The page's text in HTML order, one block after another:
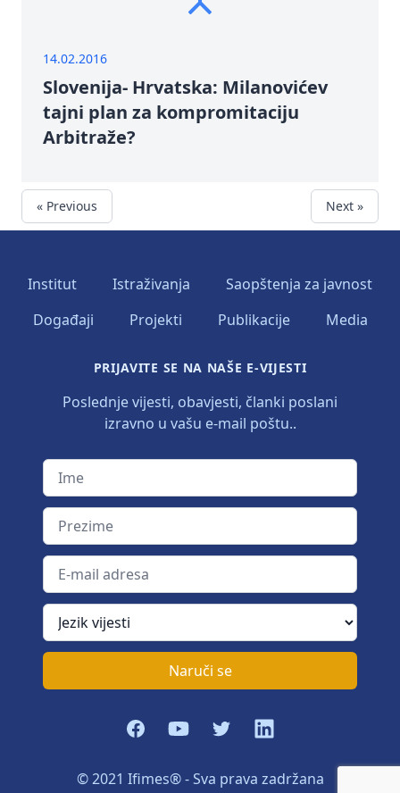
14.02.2016
Slovenija- Hrvatska: Milanovićev
tajni plan za kompromitaciju
Arbitraže?
« Previous Next »
Institut Istraživanja
Saopštenja za javnost
Događaji
Projekti Publikacije Media
PRIJAVITE SE NA NAŠE E-VIJESTI
Poslednje vijesti, obavjesti, članki poslani
izravno u vašu e-mail poštu..
Ime
Prezime
E-mail adresa
Jezik vijesti
Naruči se
FacebookYouTubeTwitterLinkedIn
© 2021 Ifimes® - Sva prava zadržana